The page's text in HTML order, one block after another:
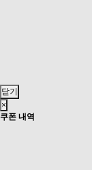
닫기
×
쿠폰 내역